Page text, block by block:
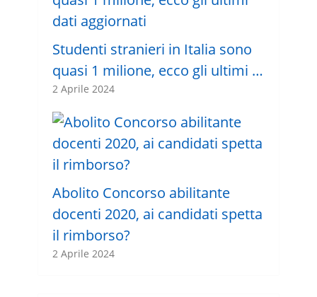
Studenti stranieri in Italia sono
quasi 1 milione, ecco gli ultimi …
2 Aprile 2024
Abolito Concorso abilitante
docenti 2020, ai candidati spetta
il rimborso?
2 Aprile 2024